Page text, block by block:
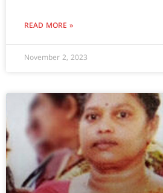
READ MORE »
November 2, 2023